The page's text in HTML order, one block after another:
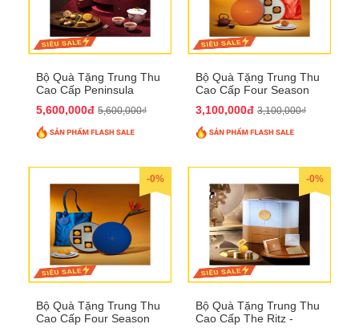
Bộ Quà Tặng Trung Thu
Cao Cấp Peninsula
5,600,000đ 5,600,000₫
Bộ Quà Tặng Trung Thu
Cao Cấp Four Season
3,100,000đ 3,100,000₫
-0%
Bộ Quà Tặng Trung Thu
Cao Cấp Four Season
-0%
Bộ Quà Tặng Trung Thu
Cao Cấp The Ritz -